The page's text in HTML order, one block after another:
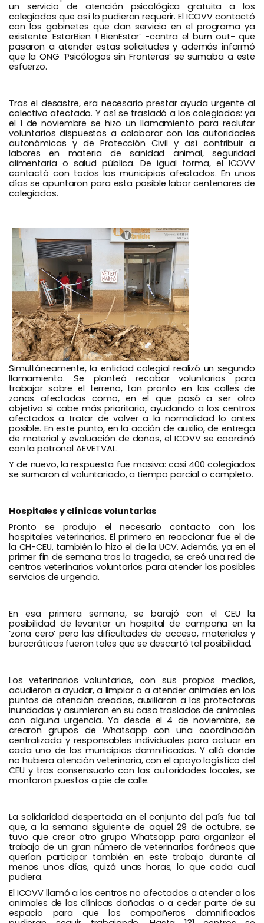
un servicio de atención psicológica gratuita a los
colegiados que así lo pudieran requerir. El ICOVV contactó
con los gabinetes que dan servicio en el programa ya
existente ‘EstarBien ! BienEstar’ -contra el burn out- que
pasaron a atender estas solicitudes y además informó
que la ONG ‘Psicólogos sin Fronteras’ se sumaba a este
esfuerzo.
Tras el desastre, era necesario prestar ayuda urgente al
colectivo afectado. Y así se trasladó a los colegiados: ya
el 1 de noviembre se hizo un llamamiento para reclutar
voluntarios dispuestos a colaborar con las autoridades
autonómicas y de Protección Civil y así contribuir a
labores en materia de sanidad animal, seguridad
alimentaria o salud pública. De igual forma, el ICOVV
contactó con todos los municipios afectados. En unos
días se apuntaron para esta posible labor centenares de
colegiados.
Simultáneamente, la entidad colegial realizó un segundo
llamamiento. Se planteó recabar voluntarios para
trabajar sobre el terreno, tan pronto en las calles de
zonas afectadas como, en el que pasó a ser otro
objetivo si cabe más prioritario, ayudando a los centros
afectados a tratar de volver a la normalidad lo antes
posible. En este punto, en la acción de auxilio, de entrega
de material y evaluación de daños, el ICOVV se coordinó
con la patronal AEVETVAL.
Y de nuevo, la respuesta fue masiva: casi 400 colegiados
se sumaron al voluntariado, a tiempo parcial o completo.
Hospitales y clínicas voluntarias
Pronto se produjo el necesario contacto con los
hospitales veterinarios. El primero en reaccionar fue el de
la CH-CEU, también lo hizo el de la UCV. Además, ya en el
primer fin de semana tras la tragedia, se creó una red de
centros veterinarios voluntarios para atender los posibles
servicios de urgencia.
En esa primera semana, se barajó con el CEU la
posibilidad de levantar un hospital de campaña en la
‘zona cero’ pero las dificultades de acceso, materiales y
burocráticas fueron tales que se descartó tal posibilidad.
Los veterinarios voluntarios, con sus propios medios,
acudieron a ayudar, a limpiar o a atender animales en los
puntos de atención creados, auxiliaron a las protectoras
inundadas y asumieron en su caso traslados de animales
con alguna urgencia. Ya desde el 4 de noviembre, se
crearon grupos de Whatsapp con una coordinación
centralizada y responsables individuales para actuar en
cada uno de los municipios damnificados. Y allá donde
no hubiera atención veterinaria, con el apoyo logístico del
CEU y tras consensuarlo con las autoridades locales, se
montaron puestos a pie de calle.
La solidaridad despertada en el conjunto del país fue tal
que, a la semana siguiente de aquel 29 de octubre, se
tuvo que crear otro grupo Whatsapp para organizar el
trabajo de un gran número de veterinarios foráneos que
querían participar también en este trabajo durante al
menos unos días, quizá unas horas, lo que cada cual
pudiera.
El ICOVV llamó a los centros no afectados a atender a los
animales de las clínicas dañadas o a ceder parte de su
espacio para que los compañeros damnificados